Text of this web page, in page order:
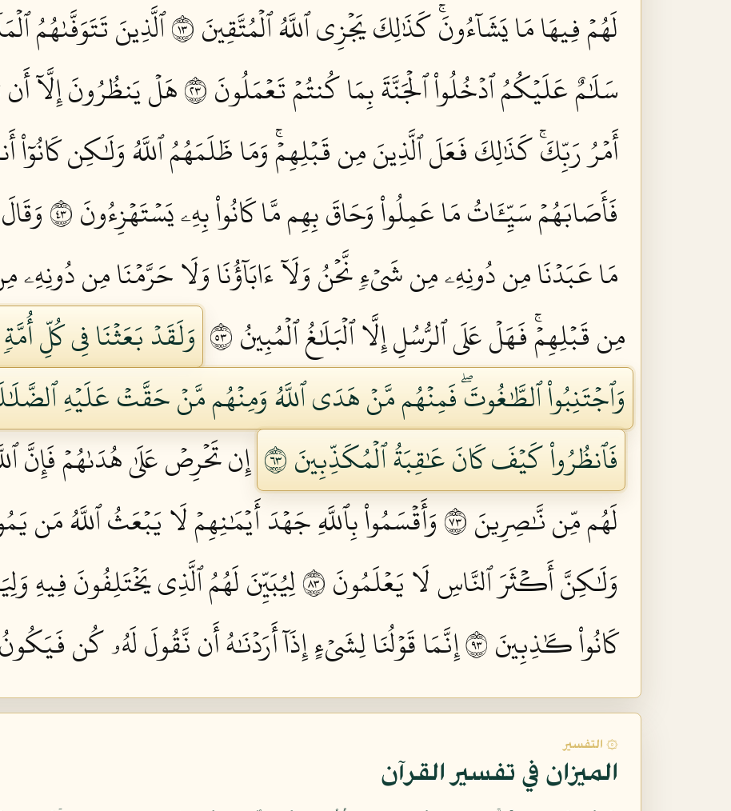
لَهُمۡ فِيهَا مَا يَشَآءُونَۚ كَذَٰلِكَ يَجۡزِي ٱللَّهُ ٱلۡمُتَّقِينَ ٣١
ٱلَّذِينَ تَتَوَفَّىٰهُمُ
سَلَٰمٌ عَلَيۡكُمُ ٱدۡخُلُواْ ٱلۡجَنَّةَ بِمَا كُنتُمۡ تَعۡمَلُونَ ٣٢
هَلۡ يَنظُرُونَ إِلَّآ أَن
أَمۡرُ رَبِّكَۚ كَذَٰلِكَ فَعَلَ ٱلَّذِينَ مِن قَبۡلِهِمۡۚ وَمَا ظَلَمَهُمُ ٱللَّهُ وَلَٰكِن كَانُوٓاْ
فَأَصَابَهُمۡ سَيِّـَٔاتُ مَا عَمِلُواْ وَحَاقَ بِهِم مَّا كَانُواْ بِهِۦ يَسۡتَهۡزِءُونَ ٣٤
مَا عَبَدۡنَا مِن دُونِهِۦ مِن شَيۡءٖ نَّحۡنُ وَلَآ ءَابَآؤُنَا وَلَا حَرَّمۡنَا مِن
مِن قَبۡلِهِمۡۚ فَهَلۡ عَلَى ٱلرُّسُلِ إِلَّا ٱلۡبَلَٰغُ ٱلۡمُبِينُ ٣٥
وَلَقَدۡ بَعَثۡنَا فِي كُلِّ
وَٱجۡتَنِبُواْ ٱلطَّٰغُوتَۖ فَمِنۡهُم مَّنۡ هَدَى ٱللَّهُ وَمِنۡهُم مَّنۡ حَقَّتۡ عَلَيۡهِ
فَٱنظُرُواْ كَيۡفَ كَانَ عَٰقِبَةُ ٱلۡمُكَذِّبِينَ ٣٦
إِن تَحۡرِصۡ عَلَىٰ هُدَىٰهُمۡ فَإِنَّ
لَهُم مِّن نَّٰصِرِينَ ٣٧
وَأَقۡسَمُواْ بِٱللَّهِ جَهۡدَ أَيۡمَٰنِهِمۡ لَا يَبۡعَثُ ٱللَّهُ مَن
وَلَٰكِنَّ أَكۡثَرَ ٱلنَّاسِ لَا يَعۡلَمُونَ ٣٨
لِيُبَيِّنَ لَهُمُ ٱلَّذِي يَخۡتَلِفُونَ فِيهِ
كَانُواْ كَٰذِبِينَ ٣٩
إِنَّمَا قَوۡلُنَا لِشَيۡءٍ إِذَآ أَرَدۡنَٰهُ أَن نَّقُولَ لَهُۥ كُن فَيَكُونُ ٤٠
۞ التفسير
الميزان في تفسير القرآن